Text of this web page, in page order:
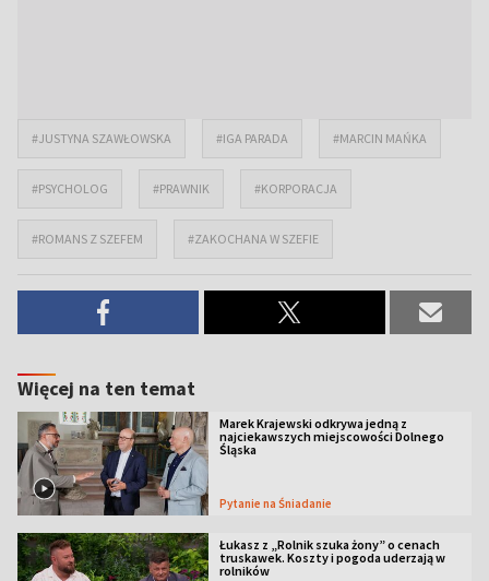
#JUSTYNA SZAWŁOWSKA #IGA PARADA #MARCIN MAŃKA
#PSYCHOLOG #PRAWNIK #KORPORACJA
#ROMANS Z SZEFEM #ZAKOCHANA W SZEFIE
Więcej na ten temat
Marek Krajewski odkrywa jedną z
najciekawszych miejscowości Dolnego
Śląska
Pytanie na Śniadanie
Łukasz z „Rolnik szuka żony” o cenach
truskawek. Koszty i pogoda uderzają w
rolników